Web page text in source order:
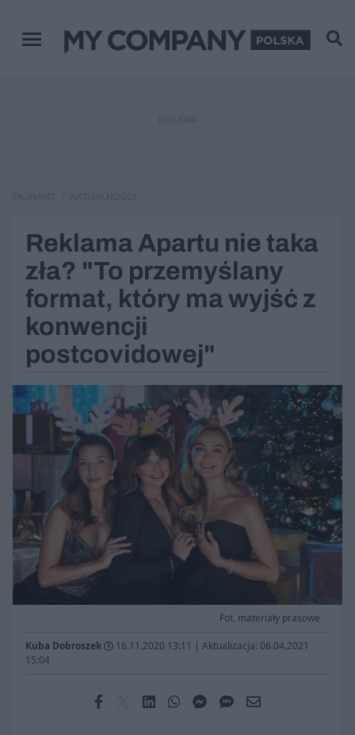
Menu główne
Reklama Apartu nie taka
zła? "To przemyślany
format, który ma wyjść z
konwencji
postcovidowej"
Fot. materiały prasowe
Kuba Dobroszek 16.11.2020 13:11 | Aktualizacja: 06.04.2021
15:04